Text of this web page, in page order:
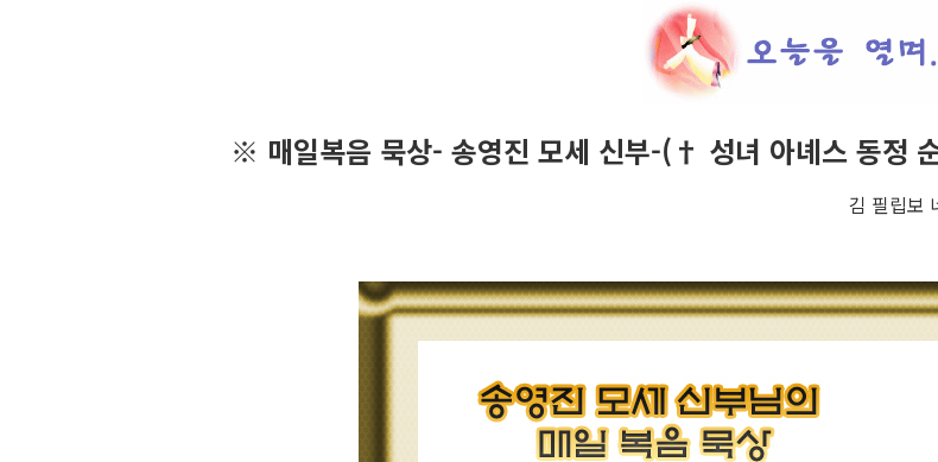
※ 매일복음 묵상- 송영진 모세 신부-(† 성녀 아녜스 동정
김 필립보